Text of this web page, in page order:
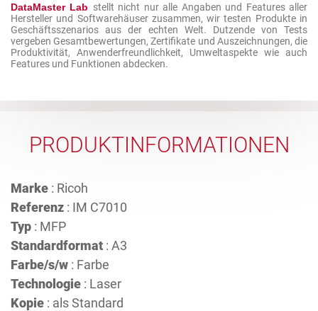
DataMaster Lab stellt nicht nur alle Angaben und Features aller
Hersteller und Softwarehäuser zusammen, wir testen Produkte in
Geschäftsszenarios aus der echten Welt. Dutzende von Tests
vergeben Gesamtbewertungen, Zertifikate und Auszeichnungen, die
Produktivität, Anwenderfreundlichkeit, Umweltaspekte wie auch
Features und Funktionen abdecken.
PRODUKTINFORMATIONEN
Marke : Ricoh
Referenz : IM C7010
Typ : MFP
Standardformat : A3
Farbe/s/w : Farbe
Technologie : Laser
Kopie : als Standard